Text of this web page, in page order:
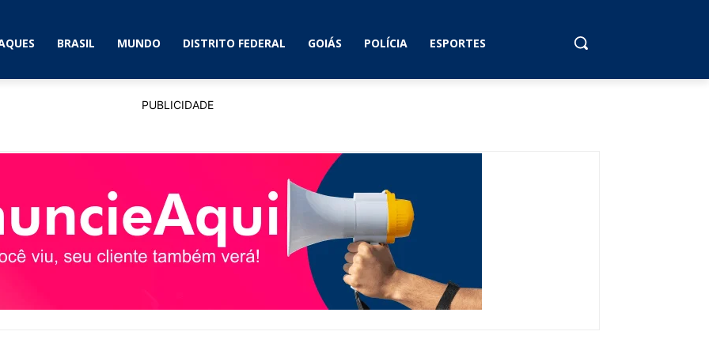
BRASIL MUNDO DISTRITO FEDERAL GOIÁS POLÍCIA ESPORTES
PUBLICIDADE